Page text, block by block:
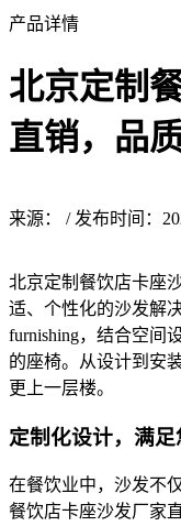
产品详情
北京定制
直销，品质
来源： / 发布时间：
北京定制餐饮店卡座
适、个性化的沙发解
furnishing，结合空间
的座椅。从设计到安
更上一层楼。
定制化设计，满
在餐饮业中，沙发不
餐饮店卡座沙发厂家